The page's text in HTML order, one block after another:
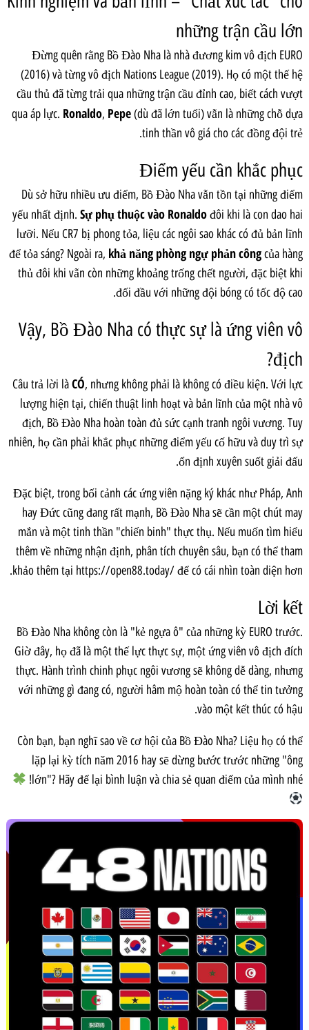
những trận cầu lớn
Đừng quên rằng Bồ Đào Nha là nhà đương kim vô địch EURO
(2016) và từng vô địch Nations League (2019). Họ có một thế hệ
cầu thủ đã từng trải qua những trận cầu đỉnh cao, biết cách vượt
qua áp lực. Ronaldo, Pepe(dù đã lớn tuổi) vẫn là những chỗ dựa
tinh thần vô giá cho các đồng đội trẻ.
Điểm yếu cần khắc phục
Dù sở hữu nhiều ưu điểm, Bồ Đào Nha vẫn tồn tại những điểm
yếu nhất định.Sự phụ thuộc vào Ronaldođôi khi là con dao hai
lưỡi. Nếu CR7 bị phong tỏa, liệu các ngôi sao khác có đủ bản lĩnh
để tỏa sáng? Ngoài ra, khả năng phòng ngự phản côngcủa hàng
thủ đôi khi vẫn còn những khoảng trống chết người, đặc biệt khi
đối đầu với những đội bóng có tốc độ cao.
Vậy, Bồ Đào Nha có thực sự là ứng viên vô
địch?
Câu trả lời làCÓ, nhưng không phải là không có điều kiện. Với lực
lượng hiện tại, chiến thuật linh hoạt và bản lĩnh của một nhà vô
địch, Bồ Đào Nha hoàn toàn đủ sức cạnh tranh ngôi vương. Tuy
nhiên, họ cần phải khắc phục những điểm yếu cố hữu và duy trì sự
ổn định xuyên suốt giải đấu.
Đặc biệt, trong bối cảnh các ứng viên nặng ký khác như Pháp, Anh
hay Đức cũng đang rất mạnh, Bồ Đào Nha sẽ cần một chút may
mắn và một tinh thần "chiến binh" thực thụ. Nếu muốn tìm hiểu
thêm về những nhận định, phân tích chuyên sâu, bạn có thể tham
khảo thêm tại https://open88.today/ để có cái nhìn toàn diện hơn.
Lời kết
Bồ Đào Nha không còn là "kẻ ngựa ô" của những kỳ EURO trước.
Giờ đây, họ đã là một thế lực thực sự, một ứng viên vô địch đích
thực. Hành trình chinh phục ngôi vương sẽ không dễ dàng, nhưng
với những gì đang có, người hâm mộ hoàn toàn có thể tin tưởng
vào một kết thúc có hậu.
Còn bạn, bạn nghĩ sao về cơ hội của Bồ Đào Nha? Liệu họ có thể
lặp lại kỳ tích năm 2016 hay sẽ dừng bước trước những "ông
lớn"? Hãy để lại bình luận và chia sẻ quan điểm của mình nhé!